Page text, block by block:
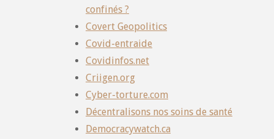
confinés ?
Covert Geopolitics
Covid-entraide
Covidinfos.net
Criigen.org
Cyber-torture.com
Décentralisons nos soins de santé
Democracywatch.ca